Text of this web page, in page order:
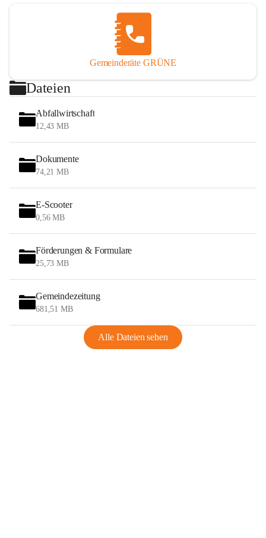
Gemeinderäte GRÜNE
Dateien
Abfallwirtschaft
12,43 MB
Dokumente
74,21 MB
E-Scooter
0,56 MB
Förderungen & Formulare
25,73 MB
Gemeindezeitung
681,51 MB
Alle Dateien sehen